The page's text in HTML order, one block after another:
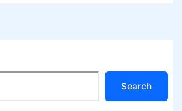
Search